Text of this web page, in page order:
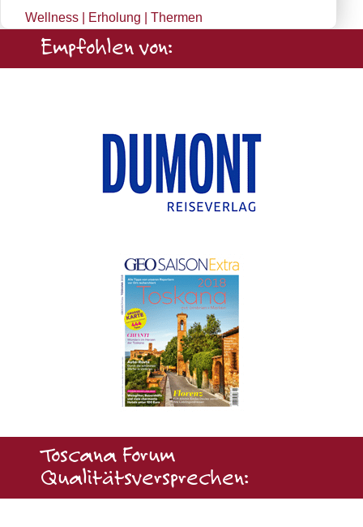
Wellness | Erholung | Thermen
Empfohlen von:
Toscana Forum
Qualitätsversprechen: